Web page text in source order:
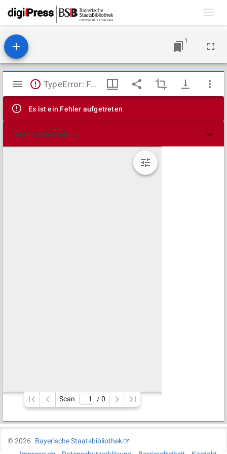
1
Mirador
Viewer
TypeError: Failed to fetch
Es ist ein Fehler aufgetreten
Technische Details
Scan / 0
©2026
Bayerische Staatsbibliothek